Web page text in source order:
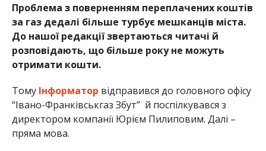
Проблема з поверненням переплачених коштів
за газ дедалі більше турбує мешканців міста.
До нашої редакції звертаються читачі й
розповідають, що більше року не можуть
отримати кошти.
Тому Інформатор відправився до головного офісу
“Івано-Франківськгаз Збут” й поспілкувався з
директором компанії Юрієм Пилиповим. Далі –
пряма мова.